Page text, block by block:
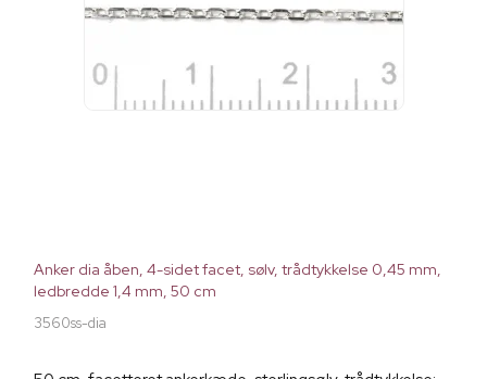
Anker dia åben, 4-sidet facet, sølv, trådtykkelse 0,45 mm,
ledbredde 1,4 mm, 50 cm
3560ss-dia